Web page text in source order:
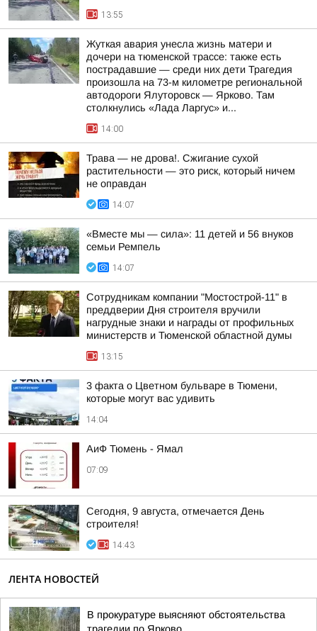
13:55
Жуткая авария унесла жизнь матери и
дочери на тюменской трассе: также есть
пострадавшие — среди них дети Трагедия
произошла на 73-м километре региональной
автодороги Ялуторовск — Ярково. Там
столкнулись «Лада Ларгус» и...
14:00
Трава — не дрова!. Сжигание сухой
растительности — это риск, который ничем
не оправдан
14:07
«Вместе мы — сила»: 11 детей и 56 внуков
семьи Ремпель
14:07
Сотрудникам компании "Мостострой-11" в
преддверии Дня строителя вручили
нагрудные знаки и награды от профильных
министерств и Тюменской областной думы
13:15
3 факта о Цветном бульваре в Тюмени,
которые могут вас удивить
14:04
АиФ Тюмень - Ямал
07:09
Сегодня, 9 августа, отмечается День
строителя!
14:43
ЛЕНТА НОВОСТЕЙ
В прокуратуре выясняют обстоятельства